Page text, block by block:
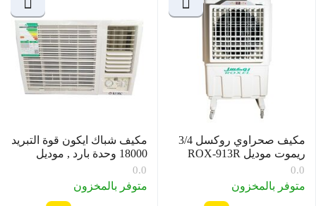
مكيف صحراوي روكسل 3/4
ريموت موديل ROX-913R
0.0
متوفر بالمخزون
مكيف شباك ايكون قوة التبريد
18000 وحدة بارد , موديل
ICO-18K/CW
0.0
متوفر بالمخزون